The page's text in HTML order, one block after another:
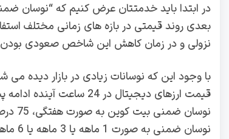
در ابتدا باید خدمتتان عرض کنیم که “نوسان
بعدی روند قیمتی در بازه های زمانی مختلف
نزولی و در زمان کاهش این شاخص صعودی بودن
با وجود این که نوسانات زیادی در بازار دیده می
قیمت ارزهای دیجیتال
نوسان ضمنی به صورت 1 ماهه یا 3 ماهه یا 6 ماهه می باشد.